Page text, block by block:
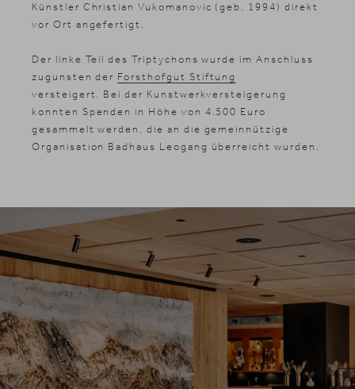
Künstler Christian Vukomanovic (geb. 1994) direkt
vor Ort angefertigt.
Der linke Teil des Triptychons wurde im Anschluss
zugunsten der Forsthofgut Stiftung
versteigert. Bei der Kunstwerkversteigerung
konnten Spenden in Höhe von 4.500 Euro
gesammelt werden, die an die gemeinnützige
Organisation Badhaus Leogang überreicht wurden.